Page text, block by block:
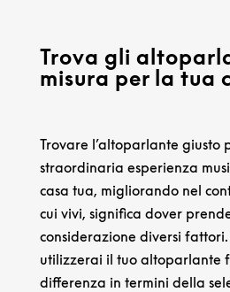
Trova gli
misura per la tua
Trovare l’altoparlante giusto
straordinaria esperienza
casa tua, migliorando nel
cui vivi, significa dover
considerazione diversi fattori.
utilizzerai il tuo altoparlante
differenza in termini della